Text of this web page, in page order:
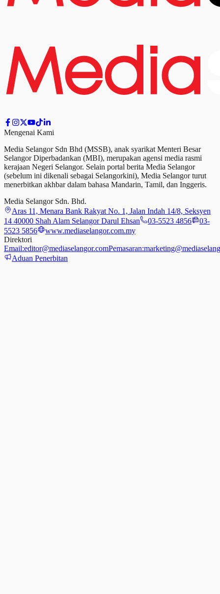
Mengenai Kami
Media Selangor Sdn Bhd (MSSB), anak syarikat Menteri Besar
Selangor Diperbadankan (MBI), merupakan agensi media rasmi
kerajaan Negeri Selangor. Selain portal berita Media Selangor
(sebelum ini dikenali sebagai Selangorkini), Media Selangor turut
menerbitkan akhbar dalam bahasa Mandarin, Tamil, dan Inggeris.
Media Selangor Sdn. Bhd.
Aras 11, Menara Bank Rakyat No. 1, Jalan Indah 14/8, Seksyen
14 40000 Shah Alam Selangor Darul Ehsan
03-5523 4856
03-
5523 5856
www.mediaselangor.com.my
Direktori
Email:editor@mediaselangor.comPemasaran:
Aduan Penerbitan